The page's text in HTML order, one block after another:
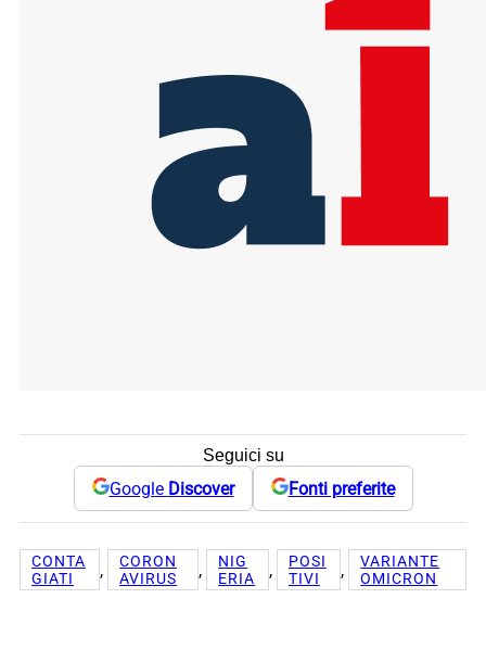
Seguici su
Google Discover Fonti preferite
CONTA
GIATI
,
CORON
AVIRUS
,
NIG
ERIA
,
POSI
TIVI
,
VARIANTE
OMICRON